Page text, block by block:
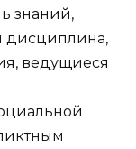
знаний,
дисциплина,
ведущиеся